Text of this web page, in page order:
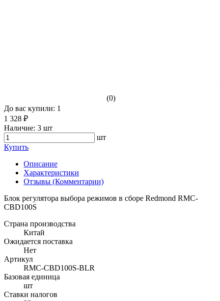
(0)
До вас купили: 1
1 328 ₽
Наличие: 3 шт
шт
Купить
Описание
Характеристики
Отзывы (Комментарии)
Блок регулятора выбора режимов в сборе Redmond RMC-
CBD100S
Страна производства
Китай
Ожидается поставка
Нет
Артикул
RMC-CBD100S-BLR
Базовая единица
шт
Ставки налогов